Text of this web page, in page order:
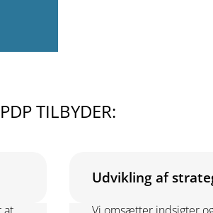
PDP TILBYDER:
Udvikling af